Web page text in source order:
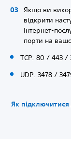
Якщо ви
відкрити
Iнтернет-
порти на
TCP: 80 / 443 /
UDP: 3478 /
Як